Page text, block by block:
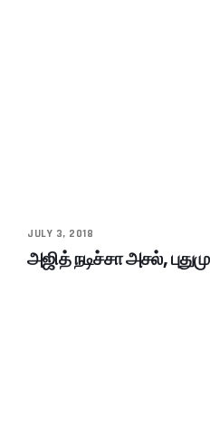
JULY 3, 2018
அஜித் நடிச்சா அசல்,